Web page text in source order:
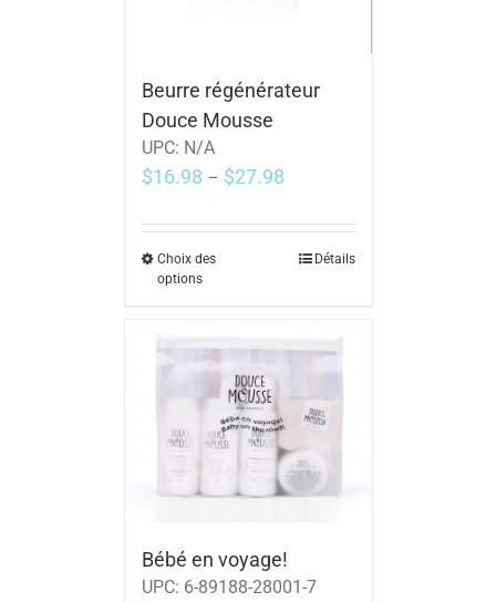
Beurre régénérateur
Douce Mousse
UPC: N/A
$16.98 – $27.98
Choix des
options
Détails
Bébé en voyage!
UPC: 6-89188-28001-7